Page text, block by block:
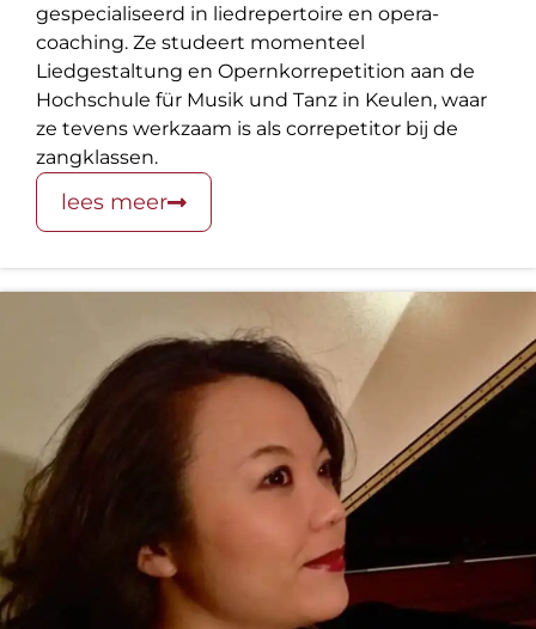
gespecialiseerd in liedrepertoire en opera-
coaching. Ze studeert momenteel
Liedgestaltung en Opernkorrepetition aan de
Hochschule für Musik und Tanz in Keulen, waar
ze tevens werkzaam is als correpetitor bij de
zangklassen.
lees meer